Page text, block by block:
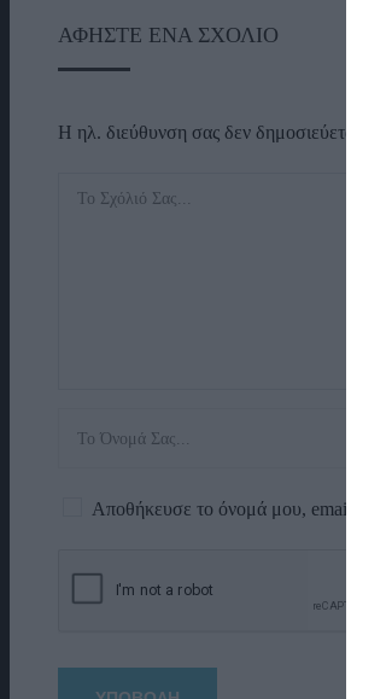
ΑΦΉΣΤΕ ΈΝΑ ΣΧΌΛΙΟ
Η ηλ. διεύθυνση σας δεν δημοσιεύεται.
Αποθήκευσε το όνομά μου, email, και